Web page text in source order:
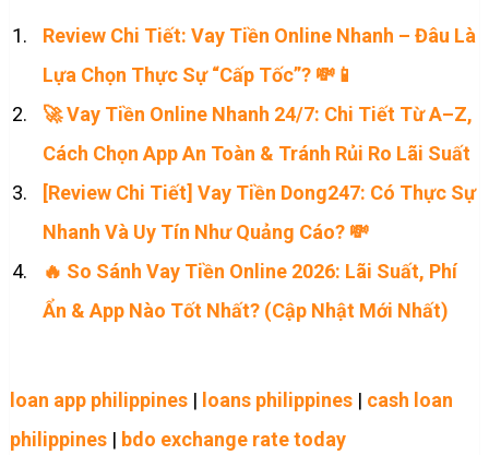
Review Chi Tiết: Vay Tiền Online Nhanh – Đâu Là
Lựa Chọn Thực Sự “Cấp Tốc”? 💸📱
🚀 Vay Tiền Online Nhanh 24/7: Chi Tiết Từ A–Z,
Cách Chọn App An Toàn & Tránh Rủi Ro Lãi Suất
[Review Chi Tiết] Vay Tiền Dong247: Có Thực Sự
Nhanh Và Uy Tín Như Quảng Cáo? 💸
🔥 So Sánh Vay Tiền Online 2026: Lãi Suất, Phí
Ẩn & App Nào Tốt Nhất? (Cập Nhật Mới Nhất)
loan app philippines| loans philippines| cash loan
philippines| bdo exchange rate today